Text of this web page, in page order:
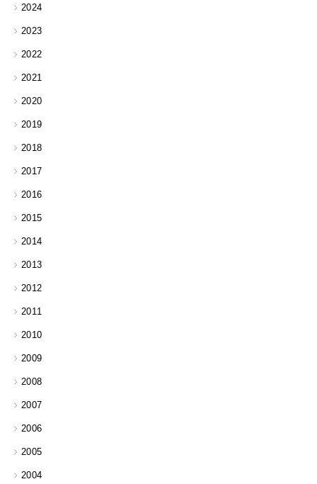
2024
2023
2022
2021
2020
2019
2018
2017
2016
2015
2014
2013
2012
2011
2010
2009
2008
2007
2006
2005
2004